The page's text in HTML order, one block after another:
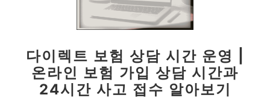
다이렉트 보험 상담 시간 운영 |
온라인 보험 가입 상담 시간과
24시간 사고 접수 알아보기